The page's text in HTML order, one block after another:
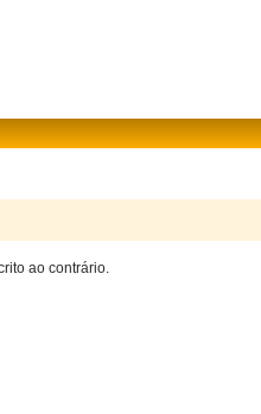
ao contrário.